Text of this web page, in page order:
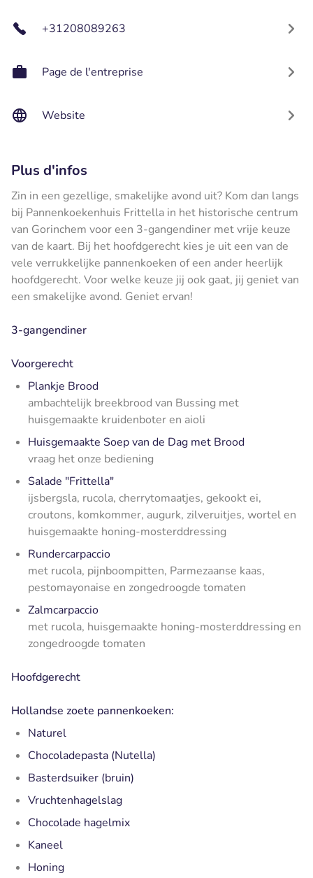
+31208089263
Page de l'entreprise
Website
Plus d'infos
Zin in een gezellige, smakelijke avond uit? Kom dan langs
bij Pannenkoekenhuis Frittella in het historische centrum
van Gorinchem voor een 3-gangendiner met vrije keuze
van de kaart. Bij het hoofdgerecht kies je uit een van de
vele verrukkelijke pannenkoeken of een ander heerlijk
hoofdgerecht. Voor welke keuze jij ook gaat, jij geniet van
een smakelijke avond. Geniet ervan!
3-gangendiner
Voorgerecht
Plankje Brood
ambachtelijk breekbrood van Bussing met
huisgemaakte kruidenboter en aioli
Huisgemaakte Soep van de Dag met Brood
vraag het onze bediening
Salade "Frittella"
ijsbergsla, rucola, cherrytomaatjes, gekookt ei,
croutons, komkommer, augurk, zilveruitjes, wortel en
huisgemaakte honing-mosterddressing
Rundercarpaccio
met rucola, pijnboompitten, Parmezaanse kaas,
pestomayonaise en zongedroogde tomaten
Zalmcarpaccio
met rucola, huisgemaakte honing-mosterddressing en
zongedroogde tomaten
Hoofdgerecht
Hollandse zoete pannenkoeken:
Naturel
Chocoladepasta (Nutella)
Basterdsuiker (bruin)
Vruchtenhagelslag
Chocolade hagelmix
Kaneel
Honing